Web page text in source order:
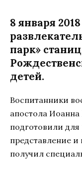
8 января
парк»
детей.
Воспитанники
апостола
подготовили
представление и
получил